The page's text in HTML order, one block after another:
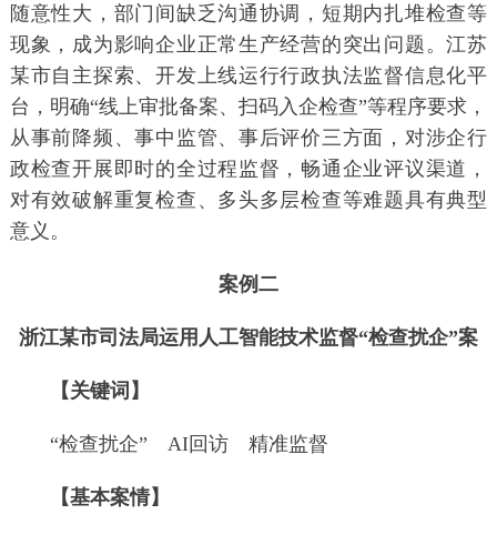
随意性大，部门间缺乏沟通协调，短期内扎堆检查等
现象，成为影响企业正常生产经营的突出问题。江苏
某市自主探索、开发上线运行行政执法监督信息化平
台，明确“线上审批备案、扫码入企检查”等程序要求，
从事前降频、事中监管、事后评价三方面，对涉企行
政检查开展即时的全过程监督，畅通企业评议渠道，
对有效破解重复检查、多头多层检查等难题具有典型
意义。
案例二
浙江某市司法局运用人工智能技术监督“检查扰企”案
【关键词】
“检查扰企” AI回访 精准监督
【基本案情】